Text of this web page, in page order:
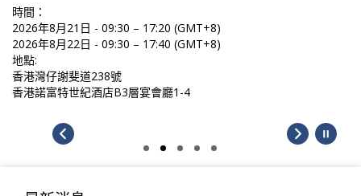
時間：
2026年8月21日 - 09:30 – 17:20 (GMT+8)
2026年8月22日 - 09:30 – 17:40 (GMT+8)
地點:
香港灣仔謝斐道238號
香港諾富特世紀酒店B3層宴會廳1-4